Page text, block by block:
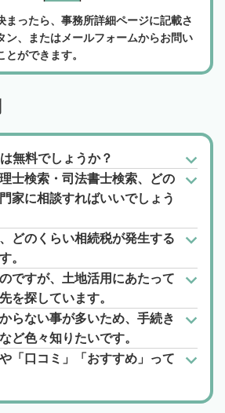
まったら、事務所詳細ページに記載さ
ン、またはメールフォームからお問い
ができます。
無料でしょうか？
士検索・司法書士検索、どの
家に相談すればいいでしょう
どのくらい相続税が発生する
。
ですが、土地活用にあたって
を探しています。
らない事が多いため、手続き
ど色々知りたいです。
「口コミ」「おすすめ」って